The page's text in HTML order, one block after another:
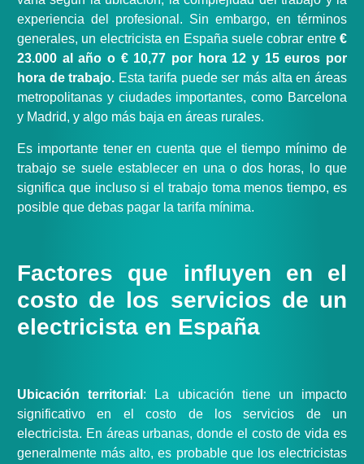
experiencia del profesional. Sin embargo, en términos
generales, un electricista en España suele cobrar entre€
23.000 al año o € 10,77 por hora 12 y 15 euros por
hora de trabajo. Esta tarifa puede ser más alta en áreas
metropolitanas y ciudades importantes, como Barcelona
y Madrid, y algo más baja en áreas rurales.
Es importante tener en cuenta que el tiempo mínimo de
trabajo se suele establecer en una o dos horas, lo que
significa que incluso si el trabajo toma menos tiempo, es
posible que debas pagar la tarifa mínima.
Factores que influyen en el
costo de los servicios de un
electricista en España
Ubicación territorial : La ubicación tiene un impacto
significativo en el costo de los servicios de un
electricista. En áreas urbanas, donde el costo de vida es
generalmente más alto, es probable que los electricistas